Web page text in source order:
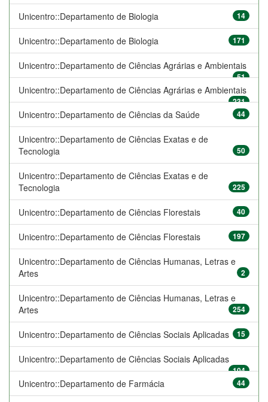
Unicentro::Departamento de Biologia 14
Unicentro::Departamento de Biologia 171
Unicentro::Departamento de Ciências Agrárias e Ambientais
51
Unicentro::Departamento de Ciências Agrárias e Ambientais
231
Unicentro::Departamento de Ciências da Saúde 44
Unicentro::Departamento de Ciências Exatas e de
Tecnologia
50
Unicentro::Departamento de Ciências Exatas e de
Tecnologia
225
Unicentro::Departamento de Ciências Florestais 40
Unicentro::Departamento de Ciências Florestais 197
Unicentro::Departamento de Ciências Humanas, Letras e
Artes
2
Unicentro::Departamento de Ciências Humanas, Letras e
Artes
254
Unicentro::Departamento de Ciências Sociais Aplicadas 15
Unicentro::Departamento de Ciências Sociais Aplicadas
104
Unicentro::Departamento de Farmácia 44